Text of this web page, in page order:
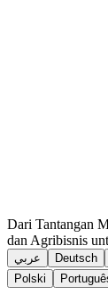
Dari Tantangan
dan Agribisnis
عربي Deutsch
Polski